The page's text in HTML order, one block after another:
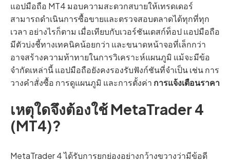
แอปมือถือ MT4 มอบความสะดวกสบายให้เทรดเดอร์
สามารถดำเนินการซื้อขายและตรวจสอบตลาดได้ทุกที่ทุก
เวลา อย่างไรก็ตาม เมื่อเทียบกับเวอร์ชันเดสก์ท็อป แอปมือถือ
มีตัวบ่งชี้ทางเทคนิคน้อยกว่า และขนาดหน้าจอที่เล็กกว่า
อาจสร้างความท้าทายในการวิเคราะห์แผนภูมิ แม้จะมีข้อ
จำกัดเหล่านี้ แอปมือถือยังคงรองรับฟังก์ชันที่จำเป็น เช่น การ
วางคำสั่งซื้อ การดูแผนภูมิ และการตั้งค่า การแจ้งเตือนราคา
เหตุใดจึงต้องใช้ MetaTrader 4
(MT4)?
MetaTrader 4 ได้รับการยกย่องอย่างกว้างขวางว่ามีข้อดี